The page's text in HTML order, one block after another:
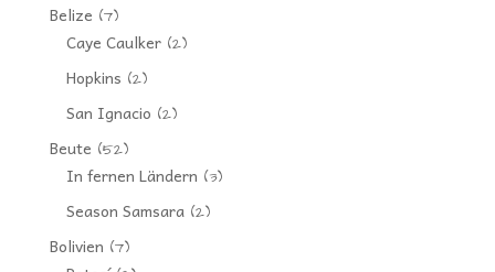
Belize (7)
Caye Caulker(2)
Hopkins (2)
San Ignacio (2)
Beute (52)
In fernen Ländern (3)
Season Samsara(2)
Bolivien (7)